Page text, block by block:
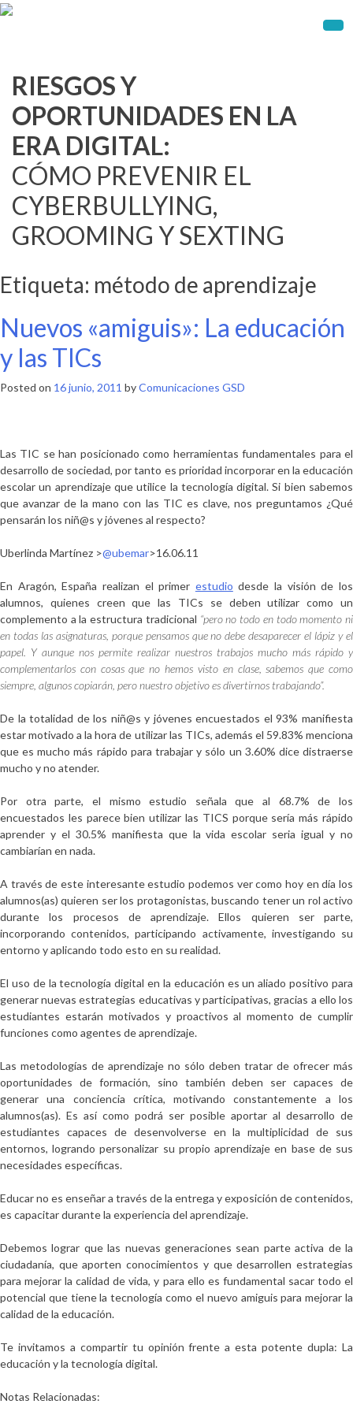
Skip
RIESGOS Y
OPORTUNIDADES EN LA
ERA DIGITAL:
CÓMO PREVENIR EL
CYBERBULLYING,
GROOMING Y SEXTING
Etiqueta: método de aprendizaje
Nuevos «amiguis»: La educación
y las TICs
Posted on 16 junio, 2011 byComunicaciones GSD
Las TIC se han posicionado como herramientas fundamentales para el
desarrollo de sociedad, por tanto es prioridad incorporar en la educación
escolar un aprendizaje que utilice la tecnología digital. Si bien sabemos
que avanzar de la mano con las TIC es clave, nos preguntamos ¿Qué
pensarán los niñ@s y jóvenes al respecto?
Uberlinda Martínez >@ubemar>16.06.11
En Aragón, España realizan el primer estudio desde la visión de los
alumnos, quienes creen que las TICs se deben utilizar como un
complemento a la estructura tradicional “pero no todo en todo momento ni
en todas las asignaturas, porque pensamos que no debe desaparecer el lápiz y el
papel. Y aunque nos permite realizar nuestros trabajos mucho más rápido y
complementarlos con cosas que no hemos visto en clase, sabemos que como
siempre, algunos copiarán, pero nuestro objetivo es divertirnos trabajando”.
De la totalidad de los niñ@s y jóvenes encuestados el 93% manifiesta
estar motivado a la hora de utilizar las TICs, además el 59.83% menciona
que es mucho más rápido para trabajar y sólo un 3.60% dice distraerse
mucho y no atender.
Por otra parte, el mismo estudio señala que al 68.7% de los
encuestados les parece bien utilizar las TICS porque sería más rápido
aprender y el 30.5% manifiesta que la vida escolar seria igual y no
cambiarían en nada.
A través de este interesante estudio podemos ver como hoy en día los
alumnos(as)quieren ser los protagonistas, buscando tener un rol activo
durante los procesos de aprendizaje. Ellos quieren ser parte,
incorporando contenidos, participando activamente, investigando su
entorno y aplicando todo esto en su realidad.
El uso de la tecnología digital en la educación es un aliado positivo para
generar nuevas estrategias educativas y participativas, gracias a ello los
estudiantes estarán motivados y proactivos al momento de cumplir
funciones como agentes de aprendizaje.
Las metodologías de aprendizaje no sólo deben tratar de ofrecer más
oportunidades de formación, sino también deben ser capaces de
generar una conciencia crítica, motivando constantemente a los
alumnos(as). Es así como podrá ser posible aportar al desarrollo de
estudiantes capaces de desenvolverse en la multiplicidad de sus
entornos,logrando personalizar su propio aprendizaje en base de sus
necesidades específicas.
Educarno es enseñar a través de la entrega y exposición de contenidos,
es capacitar durante la experiencia del aprendizaje.
Debemos lograr quelas nuevas generaciones sean parte activa de la
ciudadanía, que aporten conocimientos y que desarrollen estrategias
para mejorar la calidad de vida, y para ello es fundamental sacar todo el
potencial que tiene la tecnología como el nuevo amiguis para mejorar la
calidad de la educación.
Te invitamos a compartir tu opinión frente a esta potente dupla: La
educación y la tecnología digital.
Notas Relacionadas: